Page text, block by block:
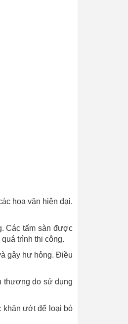
hoa văn hiện đại.
Các tấm sàn được
trình thi công.
gây hư hỏng. Điều
thương do sử dụng
khăn ướt để loại bỏ